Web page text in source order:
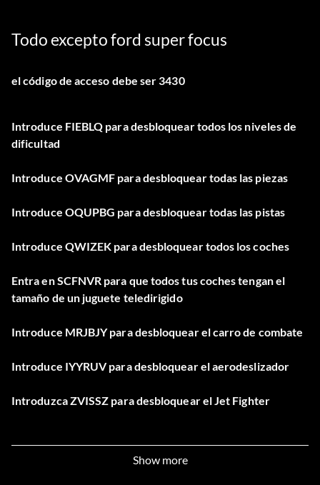
Todo excepto ford super focus
el código de acceso debe ser 3430
Introduce FIEBLQ para desbloquear todos los niveles de
dificultad
Introduce OVAGMF para desbloquear todas las piezas
Introduce OQUPBG para desbloquear todas las pistas
Introduce QWIZEK para desbloquear todos los coches
Entra en SCFNVR para que todos tus coches tengan el
tamaño de un juguete teledirigido
Introduce MRJBJY para desbloquear el carro de combate
Introduce IYYRUV para desbloquear el aerodeslizador
Introduzca ZVISSZ para desbloquear el Jet Fighter
Show more